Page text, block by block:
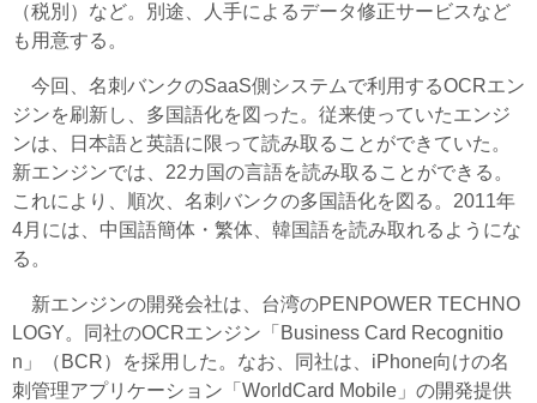
（税別）など。別途、人手によるデータ修正サービスなど
も用意する。
今回、名刺バンクのSaaS側システムで利用するOCRエン
ジンを刷新し、多国語化を図った。従来使っていたエンジ
ンは、日本語と英語に限って読み取ることができていた。
新エンジンでは、22カ国の言語を読み取ることができる。
これにより、順次、名刺バンクの多国語化を図る。2011年
4月には、中国語簡体・繁体、韓国語を読み取れるようにな
る。
新エンジンの開発会社は、台湾のPENPOWER TECHNO
LOGY。同社のOCRエンジン「Business Card Recognitio
n」（BCR）を採用した。なお、同社は、iPhone向けの名
刺管理アプリケーション「WorldCard Mobile」の開発提供